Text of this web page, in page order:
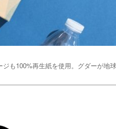
も100%再生紙を使用。グダーが地